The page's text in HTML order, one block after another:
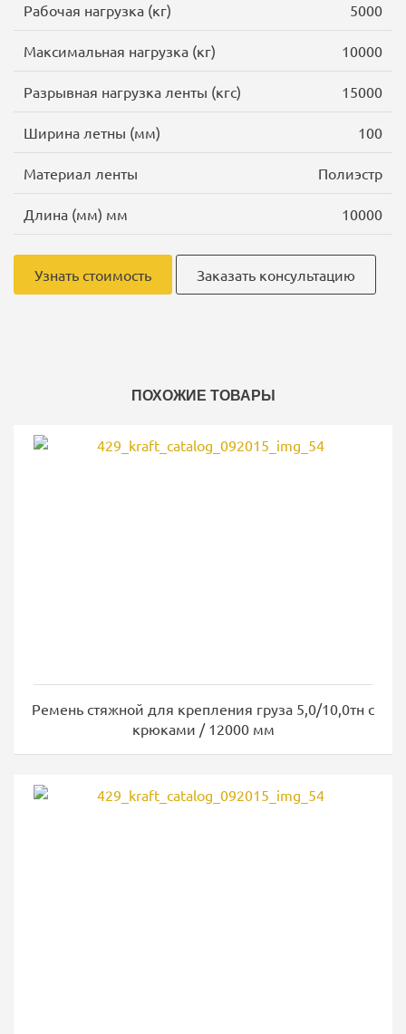
Рабочая нагрузка (кг) 5000
Максимальная нагрузка (кг) 10000
Разрывная нагрузка ленты (кгс) 15000
Ширина летны (мм) 100
Материал ленты Полиэстр
Длина (мм) мм 10000
Узнать стоимость Заказать консультацию
ПОХОЖИЕ ТОВАРЫ
Ремень стяжной для крепления груза 5,0/10,0тн с
крюками / 12000 мм